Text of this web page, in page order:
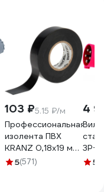
103 ₽5.15 ₽/м
Профессиональная
изолента ПВХ
KRANZ 0,18х19 мм,
20 м, черная KR-
5(571)
4
5